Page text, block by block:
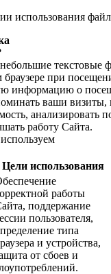
использования
текстовые
при
информацию о
ваши визиты,
анализировать
работу Сайта.
Цели использования
работы
поддержание
пользователя,
типа
и устройства,
от сбоев и